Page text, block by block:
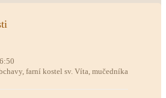
farní kostel sv. Víta, mučedníka